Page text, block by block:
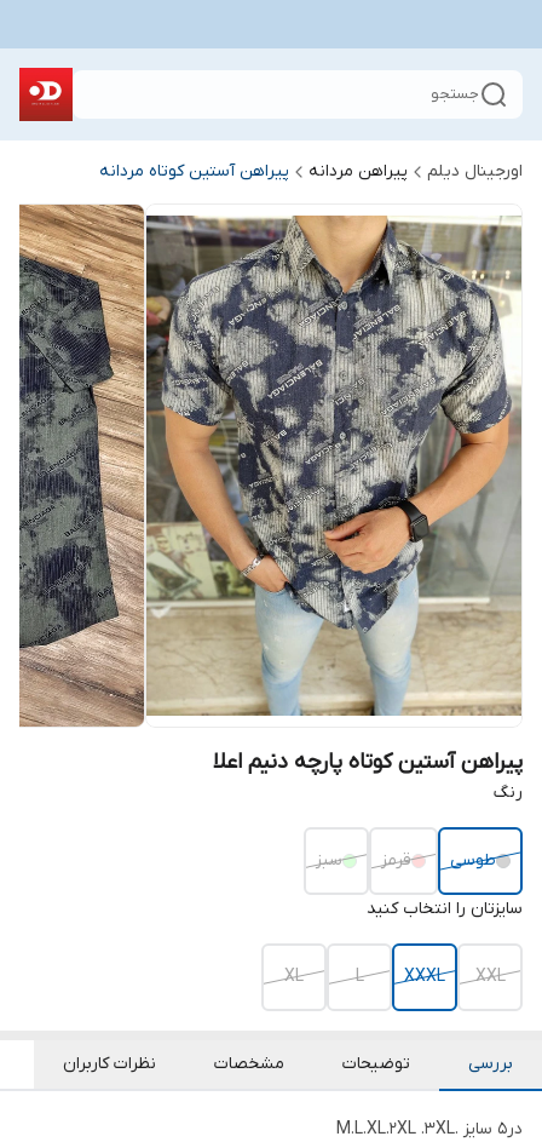
جستجو
اورجینال دیلم پیراهن مردانه پیراهن آستین کوتاه مردانه
پیراهن آستین کوتاه پارچه دنیم اعلا
رنگ
طوسی قرمز سبز
سایزتان را انتخاب کنید
XXL
XXXL
L
XL
بررسی توضیحات مشخصات نظرات کاربران
در۵ سایز .M.L.XL.2XL .3XL